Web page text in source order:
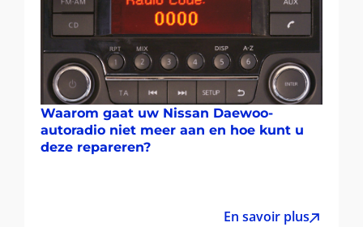
Waarom gaat uw Nissan Daewoo-
autoradio niet meer aan en hoe kunt u
deze repareren?
En savoir plus